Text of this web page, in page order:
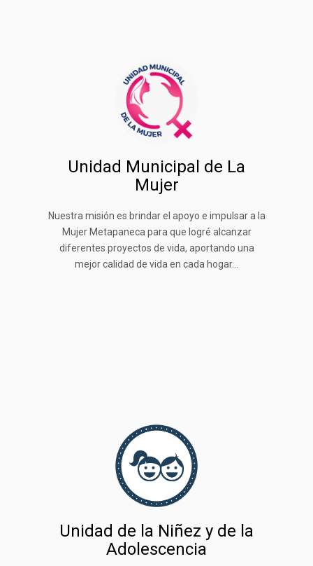
Unidad Municipal de La
Mujer
Nuestra misión es brindar el apoyo e impulsar a la
Mujer Metapaneca para que logré alcanzar
diferentes proyectos de vida, aportando una
mejor calidad de vida en cada hogar...
Unidad de la Niñez y de la
Adolescencia